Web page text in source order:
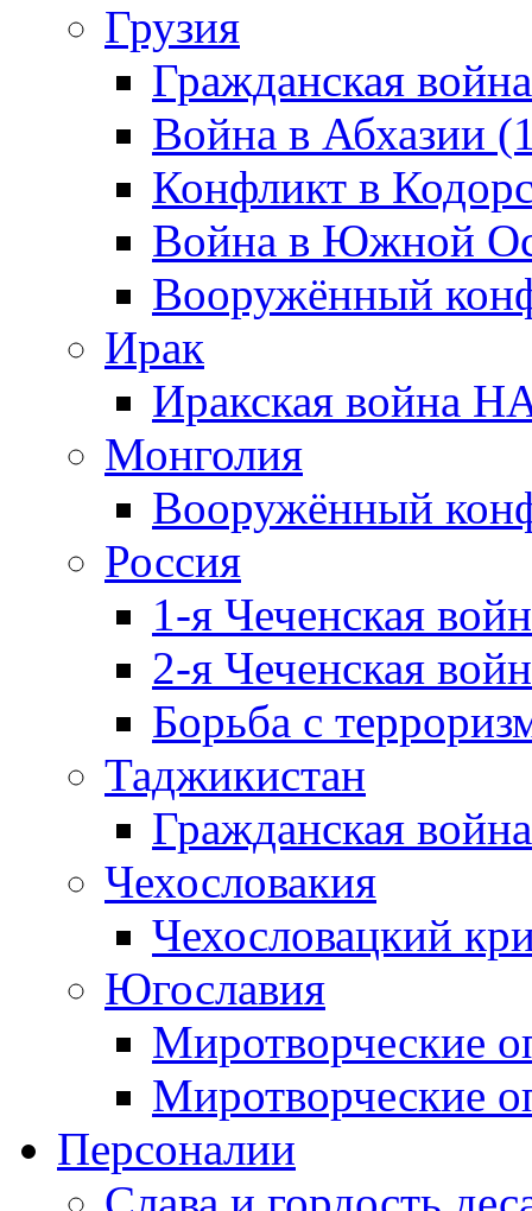
Грузия
Гражданская
Война в Абхазии
Конфликт в
Война в Южной
Вооружённый
Ирак
Иракская война
Монголия
Вооружённый
Россия
1-я Чеченская
2-я Чеченская
Борьба с
Таджикистан
Гражданская
Чехословакия
Чехословацкий
Югославия
Миротворческие
Миротворческие
Персоналии